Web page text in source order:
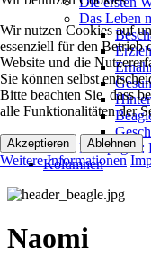
Das Leben
Kampagne:
Kolumnen
Naomi
Wir nutzen Cookies auf
essenziell für den Betrieb
Website und die
Sie können selbst
Bitte beachten Sie, dass
alle Funktionalitäten der
Akzeptieren Ablehnen
Weitere Informationen